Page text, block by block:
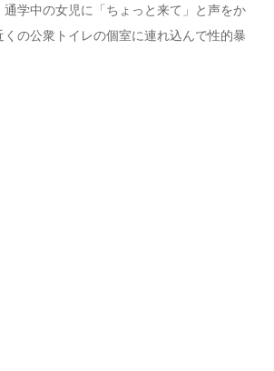
学中の女児に「ちょっと来て」と声をか
くの公衆トイレの個室に連れ込んで性的暴